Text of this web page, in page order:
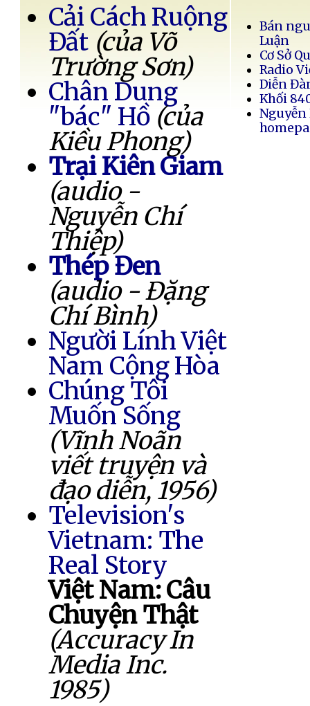
Cải Cách Ruộng
Đất (của Võ
Trường Sơn)
Chân Dung
"bác" Hồ (của
Kiều Phong)
Trại Kiên Giam
(audio -
Nguyễn Chí
Thiệp)
Thép Đen
(audio - Đặng
Chí Bình)
Người Lính Việt
Nam Cộng Hòa
Chúng Tôi
Muốn Sống
(Vĩnh Noãn
viết truyện và
đạo diễn, 1956)
Television's
Vietnam: The
Real Story
Việt Nam: Câu
Chuyện Thật
(Accuracy In
Media Inc.
1985)
Bán
Luận
Cơ Sở
Radio
Diễn
Khối